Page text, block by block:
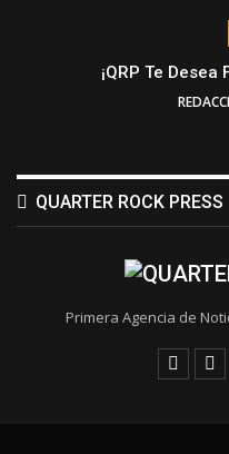
¡QRP Te
QUARTER ROCK PRESS
Primera Agencia de